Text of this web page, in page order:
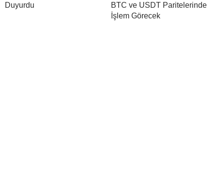
Duyurdu
BTC ve USDT Paritelerinde
İşlem Görecek